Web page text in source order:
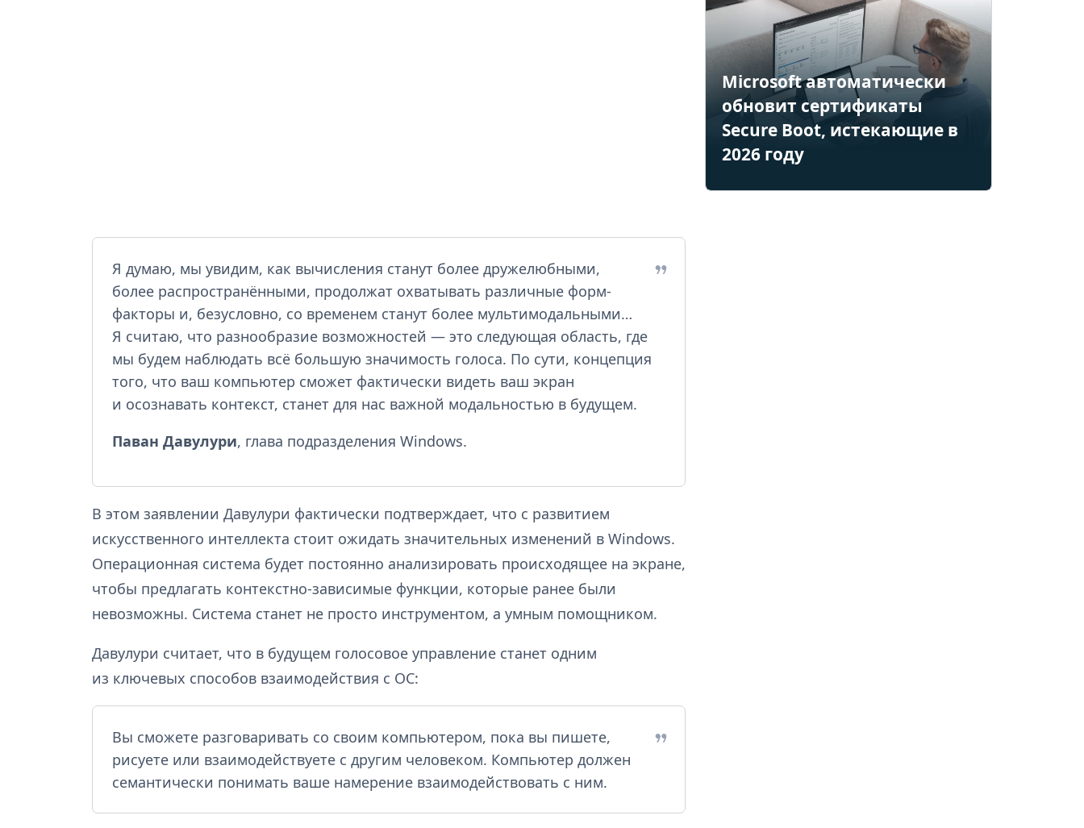
Я думаю, мы увидим, как вычисления станут более дружелюбными,
более распространёнными, продолжат охватывать различные форм-
факторы и, безусловно, со временем станут более мультимодальными…
Я считаю, что разнообразие возможностей — это следующая область, где
мы будем наблюдать всё большую значимость голоса. По сути, концепция
того, что ваш компьютер сможет фактически видеть ваш экран
и осознавать контекст, станет для нас важной модальностью в будущем.
Паван Давулури, глава подразделения Windows.
В этом заявлении Давулури фактически подтверждает, что с развитием
искусственного интеллекта стоит ожидать значительных изменений в Windows.
Операционная система будет постоянно анализировать происходящее на экране,
чтобы предлагать контекстно-зависимые функции, которые ранее были
невозможны. Система станет не просто инструментом, а умным помощником.
Давулури считает, что в будущем голосовое управление станет одним
из ключевых способов взаимодействия с ОС:
Вы сможете разговаривать со своим компьютером, пока вы пишете,
рисуете или взаимодействуете с другим человеком. Компьютер должен
семантически понимать ваше намерение взаимодействовать с ним.
Microsoft автоматически
обновит сертификаты
Secure Boot, истекающие в
2026 году